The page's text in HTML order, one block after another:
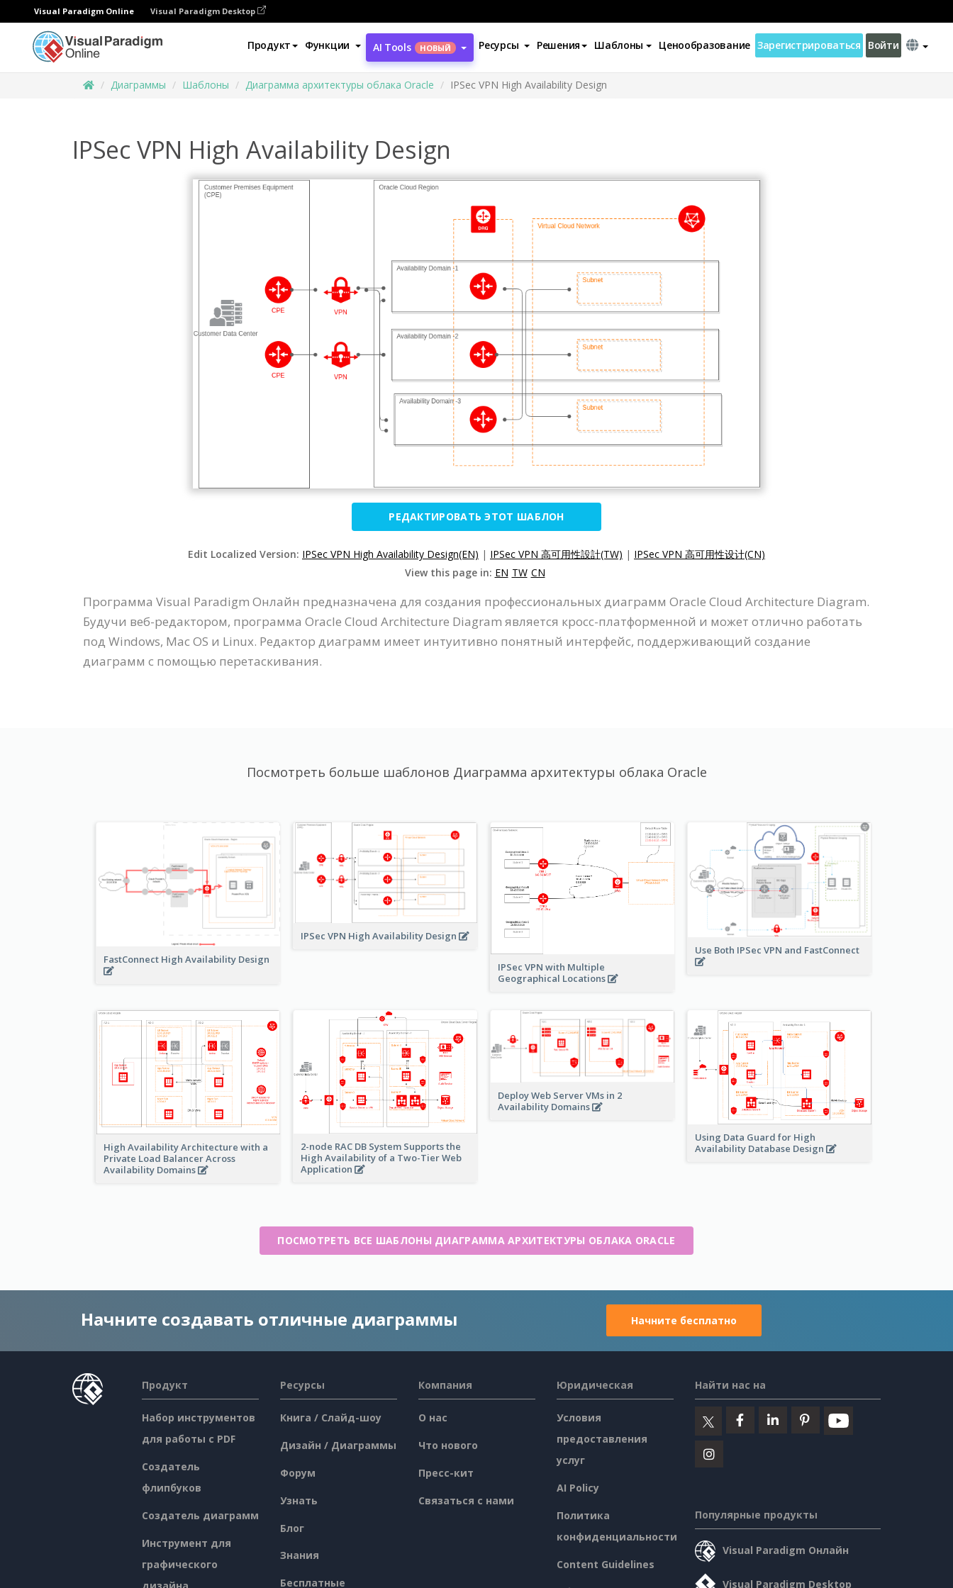
Visual Paradigm Online Visual Paradigm Desktop
Продукт Функции AI Tools НОВЫЙ Ресурсы Решения Шаблоны Ценообразование Зарегистрироваться Войти
Диаграммы Шаблоны Диаграмма архитектуры облака Oracle IPSec VPN High Availability Design
IPSec VPN High Availability Design
РЕДАКТИРОВАТЬ ЭТОТ ШАБЛОН
Edit Localized Version: IPSec VPN High Availability Design(EN) | IPSec VPN 高可用性設計(TW) | IPSec VPN 高可用性设计(CN)
View this page in: EN TW CN
Программа Visual Paradigm Онлайн предназначена для создания профессиональных диаграмм Oracle Cloud Architecture Diagram.
Будучи веб-редактором, программа Oracle Cloud Architecture Diagram является кросс-платформенной и может отлично работать
под Windows, Mac OS и Linux. Редактор диаграмм имеет интуитивно понятный интерфейс, поддерживающий создание
диаграмм с помощью перетаскивания.
Посмотреть больше шаблонов Диаграмма архитектуры облака Oracle
FastConnect High Availability Design
IPSec VPN High Availability Design
IPSec VPN with Multiple
Geographical Locations
Use Both IPSec VPN and FastConnect
High Availability Architecture with a
Private Load Balancer Across
Availability Domains
2-node RAC DB System Supports the
High Availability of a Two-Tier Web
Application
Deploy Web Server VMs in 2
Availability Domains
Using Data Guard for High
Availability Database Design
ПОСМОТРЕТЬ ВСЕ ШАБЛОНЫ ДИАГРАММА АРХИТЕКТУРЫ ОБЛАКА ORACLE
Начните создавать отличные диаграммы Начните бесплатно
Продукт
Набор инструментов
для работы с PDF
Создатель
флипбуков
Создатель диаграмм
Инструмент для
графического
дизайна
Ресурсы
Книга / Слайд-шоу
Дизайн / Диаграммы
Форум
Узнать
Блог
Знания
Бесплатные
Компания
О нас
Что нового
Пресс-кит
Связаться с нами
Юридическая
Условия
предоставления
услуг
AI Policy
Политика
конфиденциальности
Content Guidelines
Найти нас на
Популярные продукты
Visual Paradigm Онлайн
Visual Paradigm Desktop